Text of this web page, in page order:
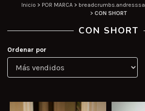
Inicio > POR MARCA > breadcrumbs.andresssa
> CON SHORT
CON SHORT
Ordenar por